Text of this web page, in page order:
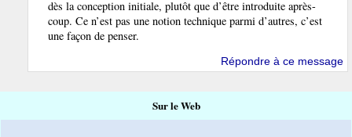
dès la conception initiale, plutôt que d’être introduite après-
coup. Ce n’est pas une notion technique parmi d’autres, c’est
une façon de penser.
Répondre à ce message
Sur le Web